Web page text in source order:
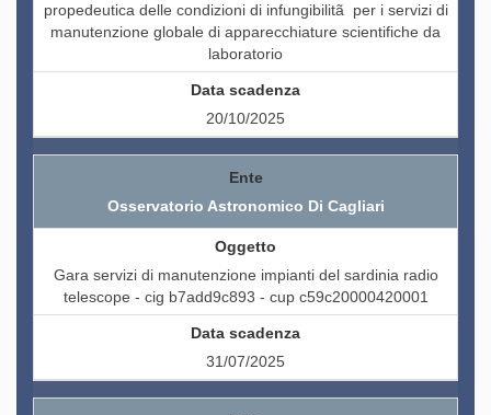
propedeutica delle condizioni di infungibilitã per i servizi di
manutenzione globale di apparecchiature scientifiche da
laboratorio
20/10/2025
Osservatorio Astronomico Di Cagliari
Gara servizi di manutenzione impianti del sardinia radio
telescope - cig b7add9c893 - cup c59c20000420001
31/07/2025